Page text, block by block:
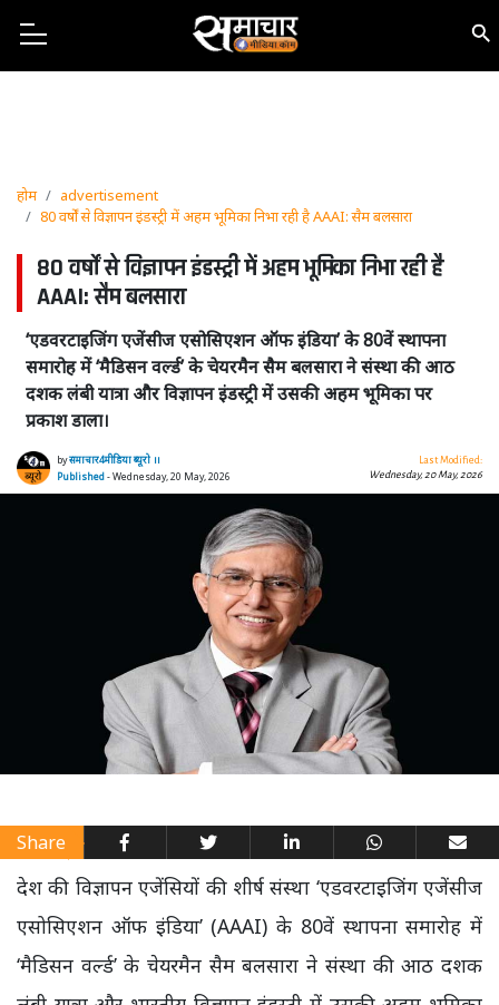
होम
advertisement
80 वर्षों से विज्ञापन इंडस्ट्री में अहम भूमिका निभा रही है AAAI: सैम बलसारा
80 वर्षों से विज्ञापन इंडस्ट्री में अहम भूमिका निभा रही है
AAAI: सैम बलसारा
‘एडवरटाइजिंग एजेंसीज एसोसिएशन ऑफ इंडिया’ के 80वें स्थापना
समारोह में ‘मैडिसन वर्ल्ड’ के चेयरमैन सैम बलसारा ने संस्था की आठ
दशक लंबी यात्रा और विज्ञापन इंडस्ट्री में उसकी अहम भूमिका पर
प्रकाश डाला।
byसमाचार4मीडिया ब्यूरो ।।
Published- Wednesday, 20 May, 2026
Last Modified:
Wednesday, 20 May, 2026
Share
देश की विज्ञापन एजेंसियों की शीर्ष संस्था ‘एडवरटाइजिंग एजेंसीज
एसोसिएशन ऑफ इंडिया’ (AAAI) के 80वें स्थापना समारोह में
‘मैडिसन वर्ल्ड’ के चेयरमैन सैम बलसारा ने संस्था की आठ दशक